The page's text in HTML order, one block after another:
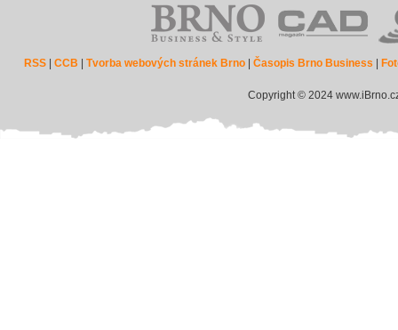
RSS |CCB |Tvorba webových stránek Brno |Časopis Brno Business
Copyright © 2024